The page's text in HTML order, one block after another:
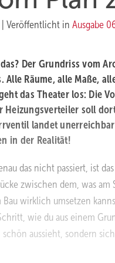
Veröffentlicht in Ausgabe
Der Grundriss vom
Alle Räume, alle Maße,
das Theater los: Die
Heizungsverteiler soll
landet
in der Realität!
das nicht passiert, ist
zwischen dem, was
Bau wirklich umsetzen
wie du aus einem
aussieht, sondern